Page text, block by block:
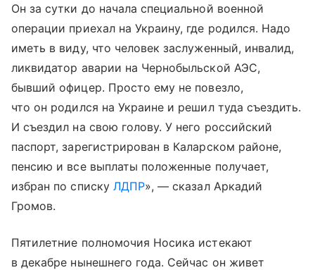
Он за сутки до начала специальной военной
операции приехал на Украину, где родился. Надо
иметь в виду, что человек заслуженный, инвалид,
ликвидатор аварии на Чернобыльской АЭС,
бывший офицер. Просто ему не повезло,
что он родился на Украине и решил туда съездить.
И съездил на свою голову. У него российский
паспорт, зарегистрирован в Каларском районе,
пенсию и все выплаты положенные получает,
избран по списку ЛДПР», — сказал Аркадий
Громов.
Пятилетние полномочия Носика истекают
в декабре нынешнего года. Сейчас он живет